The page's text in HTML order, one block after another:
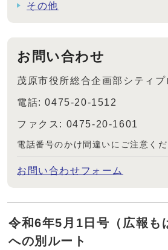
その他
お問い合わせ
茂原市役所総合企画部シティ
電話: 0475-20-1512
ファクス: 0475-20-1601
電話番号のかけ間違いにご注意くだ
お問い合わせフォーム
令和6年5月1日号（広報も
への別ルート